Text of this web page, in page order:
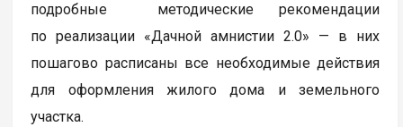
подробные методические рекомендации
по реализации «Дачной амнистии 2.0» — в них
пошагово расписаны все необходимые действия
для оформления жилого дома и земельного
участка.